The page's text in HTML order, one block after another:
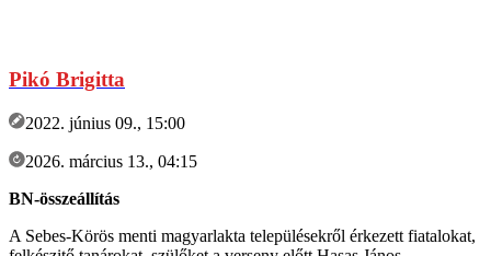
Pikó Brigitta
2022. június 09., 15:00
2026. március 13., 04:15
BN-összeállítás
A Sebes-Körös menti magyarlakta településekről érkezett fiatalokat,